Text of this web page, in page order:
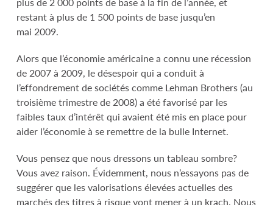
restant à plus de 1 500 points de base jusqu’en
mai 2009.
Alors que l’économie américaine a connu une récession
de 2007 à 2009, le désespoir qui a conduit à
l’effondrement de sociétés comme Lehman Brothers (au
troisième trimestre de 2008) a été favorisé par les
faibles taux d’intérêt qui avaient été mis en place pour
aider l’économie à se remettre de la bulle Internet.
Vous pensez que nous dressons un tableau sombre?
Vous avez raison. Évidemment, nous n’essayons pas de
suggérer que les valorisations élevées actuelles des
marchés des titres à risque vont mener à un krach. Nous